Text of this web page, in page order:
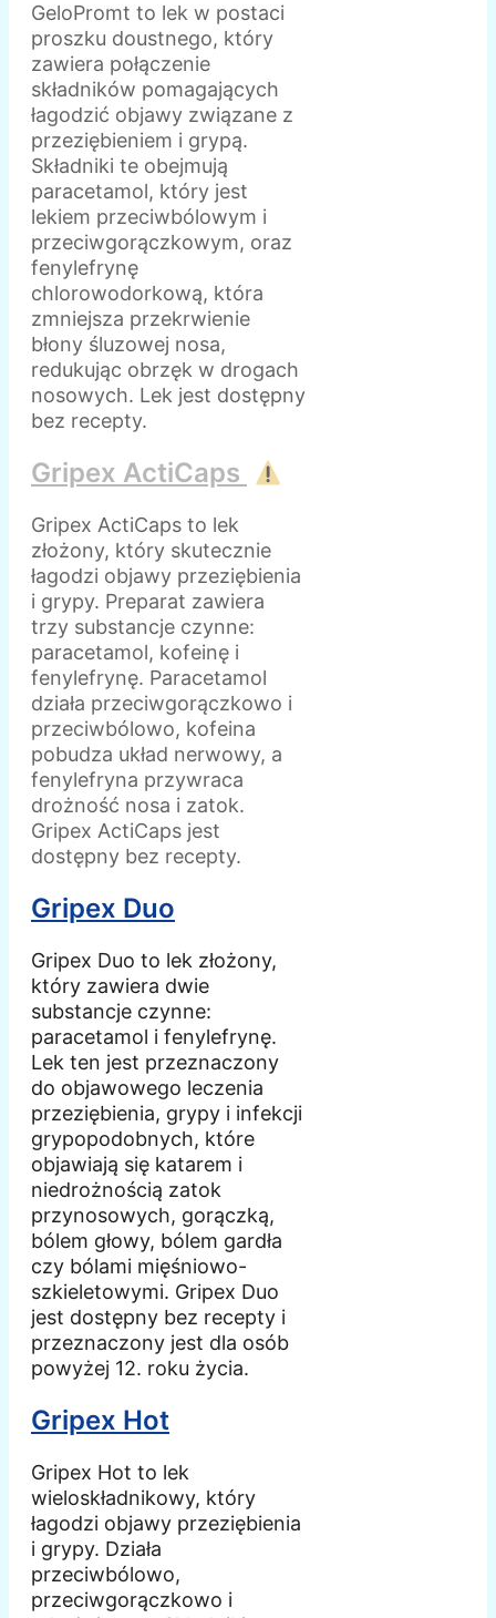
GeloPromt to lek w postaci
proszku doustnego, który
zawiera połączenie
składników pomagających
łagodzić objawy związane z
przeziębieniem i grypą.
Składniki te obejmują
paracetamol, który jest
lekiem przeciwbólowym i
przeciwgorączkowym, oraz
fenylefrynę
chlorowodorkową, która
zmniejsza przekrwienie
błony śluzowej nosa,
redukując obrzęk w drogach
nosowych. Lek jest dostępny
bez recepty.
Gripex ActiCaps
Gripex ActiCaps to lek
złożony, który skutecznie
łagodzi objawy przeziębienia
i grypy. Preparat zawiera
trzy substancje czynne:
paracetamol, kofeinę i
fenylefrynę. Paracetamol
działa przeciwgorączkowo i
przeciwbólowo, kofeina
pobudza układ nerwowy, a
fenylefryna przywraca
drożność nosa i zatok.
Gripex ActiCaps jest
dostępny bez recepty.
Gripex Duo
Gripex Duo to lek złożony,
który zawiera dwie
substancje czynne:
paracetamol i fenylefrynę.
Lek ten jest przeznaczony
do objawowego leczenia
przeziębienia, grypy i infekcji
grypopodobnych, które
objawiają się katarem i
niedrożnością zatok
przynosowych, gorączką,
bólem głowy, bólem gardła
czy bólami mięśniowo-
szkieletowymi. Gripex Duo
jest dostępny bez recepty i
przeznaczony jest dla osób
powyżej 12. roku życia.
Gripex Hot
Gripex Hot to lek
wieloskładnikowy, który
łagodzi objawy przeziębienia
i grypy. Działa
przeciwbólowo,
przeciwgorączkowo i